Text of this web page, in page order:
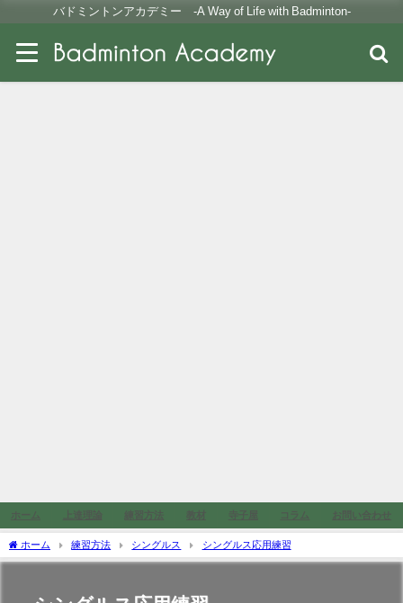
バドミントンアカデミー -A Way of Life with Badminton-
ホーム 上達理論 練習方法 教材 寺子屋 コラム お問い合わせ
ホーム 練習方法 シングルス シングルス応用練習